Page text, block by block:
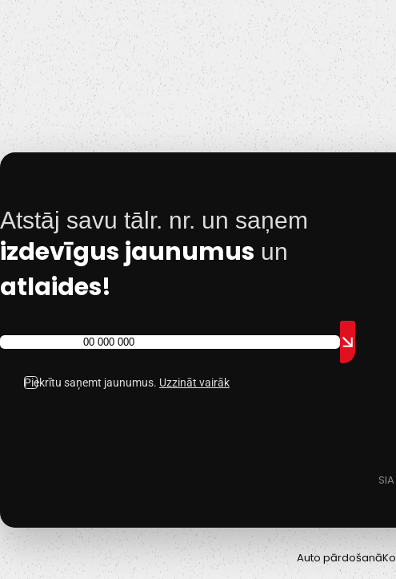
Atstāj savu tālr. nr. un saņem
izdevīgus jaunumus un
atlaides!
Piekrītu saņemt jaunumus. Uzzināt vairāk
Auto pārdošanā